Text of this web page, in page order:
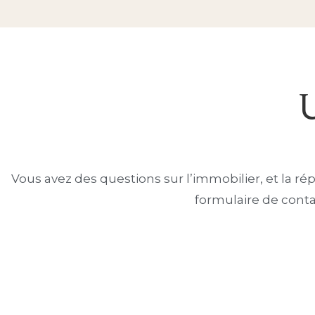
Vous avez des questions sur l’immobilier, et la
formulaire de